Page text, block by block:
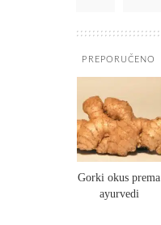
PREPORUČENO
Gorki okus prema
ayurvedi